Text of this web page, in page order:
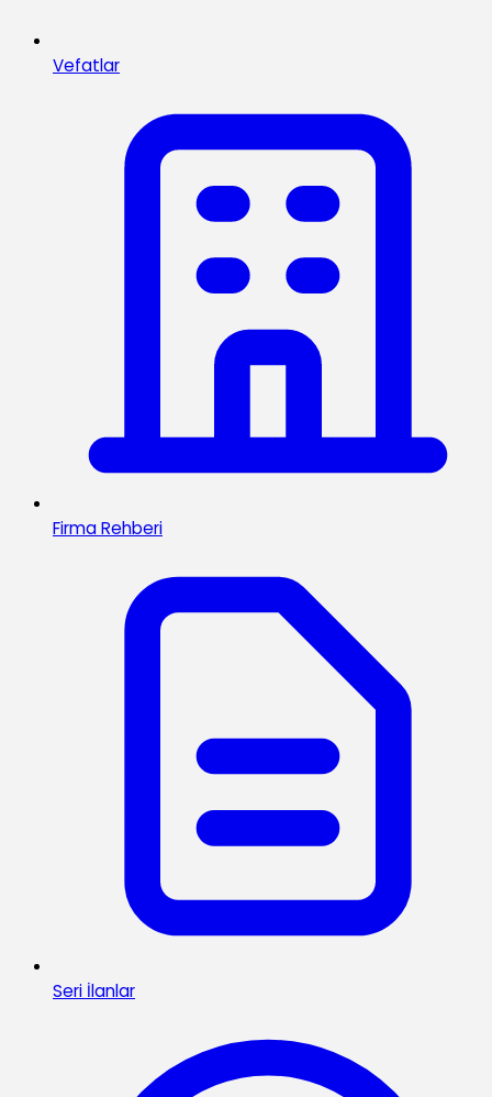
Vefatlar
Firma Rehberi
Seri İlanlar